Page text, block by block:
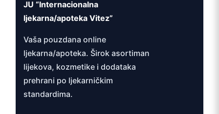
JU “Internacionalna
ljekarna/apoteka Vitez”
Vaša pouzdana online
ljekarna/apoteka. Širok asortiman
lijekova, kozmetike i dodataka
prehrani po ljekarničkim
standardima.